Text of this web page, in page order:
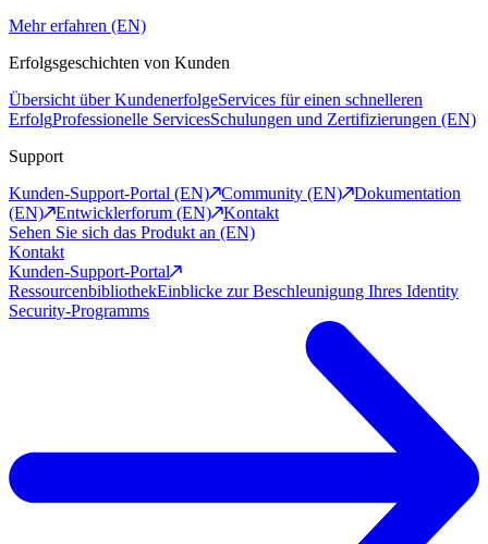
Mehr erfahren (EN)
Erfolgsgeschichten von Kunden
Übersicht über KundenerfolgeServices für einen schnelleren
ErfolgProfessionelle ServicesSchulungen und Zertifizierungen (EN)
Support
Kunden-Support-Portal (EN)
Community (EN)
Dokumentation
(EN)
Entwicklerforum (EN)
Kontakt
Sehen Sie sich das Produkt an (EN)
Kontakt
Kunden-Support-Portal
RessourcenbibliothekEinblicke zur Beschleunigung Ihres Identity
Security-Programms